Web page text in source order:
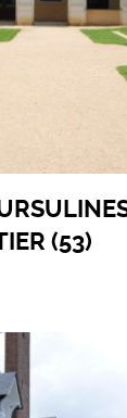
(53)